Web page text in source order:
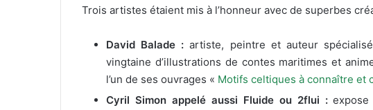
Trois artistes étaient mis à l’honneur avec de superbes
David Balade : artiste, peintre et auteur
vingtaine d’illustrations de contes maritimes et
l’un de ses ouvrages « Motifs celtiques à connaître et
Cyril Simon appelé aussi Fluide ou 2flui :